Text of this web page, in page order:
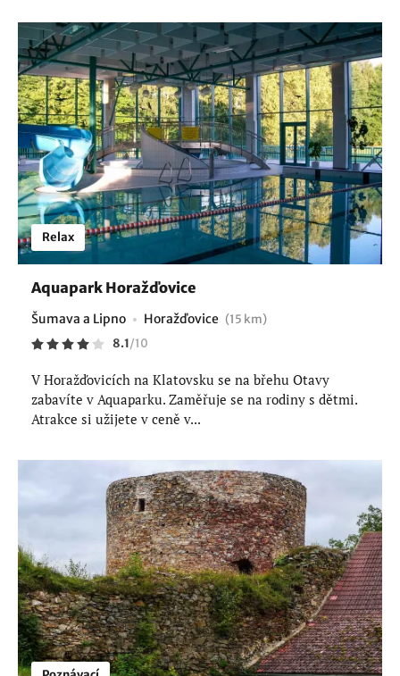
Relax
Aquapark Horažďovice
Šumava a Lipno Horažďovice (15 km)
8.1/10
V Horažďovicích na Klatovsku se na břehu Otavy
zabavíte v Aquaparku. Zaměřuje se na rodiny s dětmi.
Atrakce si užijete v ceně v...